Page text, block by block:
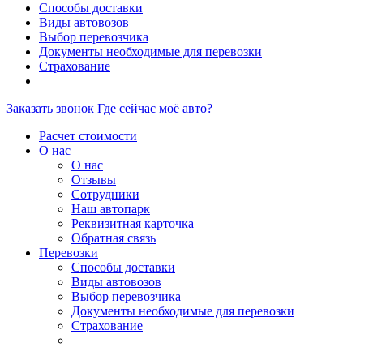
Способы доставки
Виды автовозов
Выбор перевозчика
Документы необходимые для перевозки
Страхование
Заказать звонок Где сейчас моё авто?
Расчет стоимости
О нас
О нас
Отзывы
Сотрудники
Наш автопарк
Реквизитная карточка
Обратная связь
Перевозки
Способы доставки
Виды автовозов
Выбор перевозчика
Документы необходимые для перевозки
Страхование